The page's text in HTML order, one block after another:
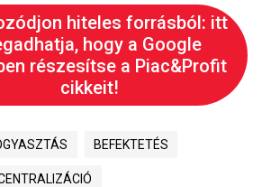
hiteles forrásból: itt
hogy a Google
részesítse a Piac&Profit
cikkeit!
BEFEKTETÉS